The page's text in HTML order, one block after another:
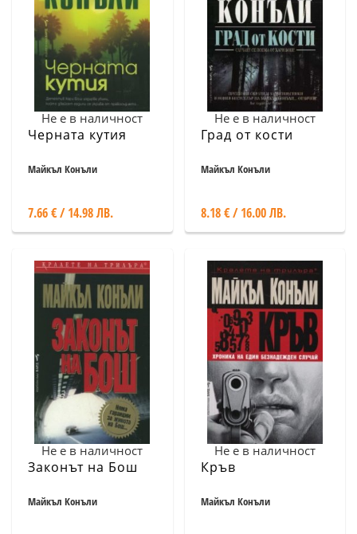
Не е в наличност
Черната кутия
Майкъл Конъли
7.66 € / 14.98 ЛВ.
Не е в наличност
Град от кости
Майкъл Конъли
8.18 € / 16.00 ЛВ.
Не е в наличност
Законът на Бош
Майкъл Конъли
Не е в наличност
Кръв
Майкъл Конъли